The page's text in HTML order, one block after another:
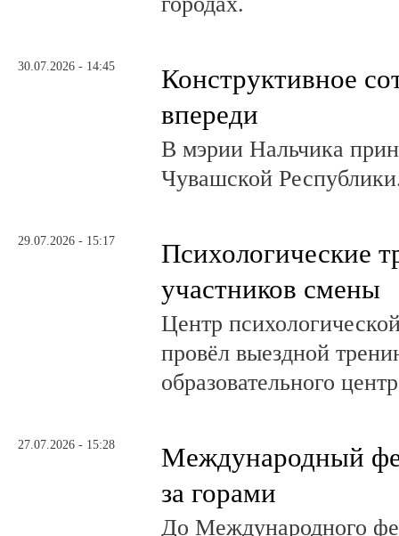
30.07.2026 - 14:45
Конструктивное
впереди
В мэрии Нальчика
Чувашской
29.07.2026 - 15:17
Психологические
участников смены
Центр
провёл выездной
образовательного
27.07.2026 - 15:28
Международный
за горами
До Международного